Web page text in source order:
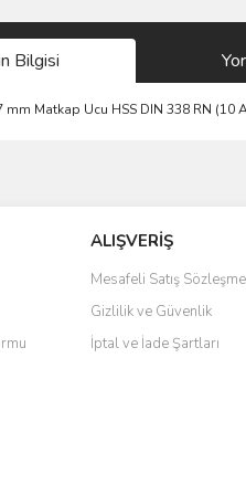
Bilgisi
mm Matkap Ucu HSS DIN 338 RN (10
kalitesiz, bozuk veya görüntülenemiyor.
eksik bilgiler bulunuyor.
hatalar bulunuyor.
diğer sitelerden daha pahalı.
benzer farklı alternatifler olmalı.
ALIŞVERİŞ
Mesafeli Satış
Gizlilik ve Güvenlik
İptal ve İade Şartları